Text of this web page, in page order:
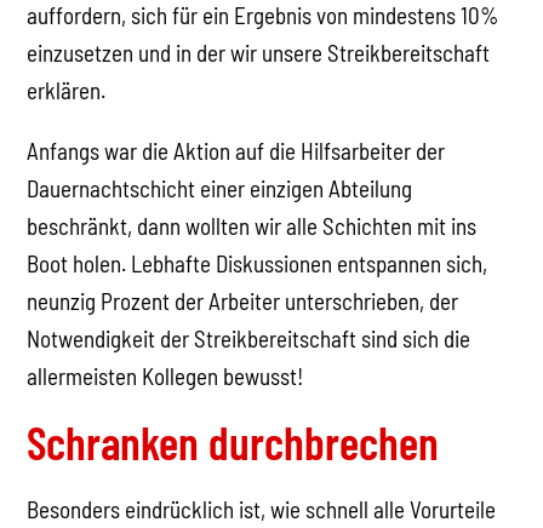
auffordern, sich für ein Ergebnis von mindestens 10%
einzusetzen und in der wir unsere Streikbereitschaft
erklären.
Anfangs war die Aktion auf die Hilfsarbeiter der
Dauernachtschicht einer einzigen Abteilung
beschränkt, dann wollten wir alle Schichten mit ins
Boot holen. Lebhafte Diskussionen entspannen sich,
neunzig Prozent der Arbeiter unterschrieben, der
Notwendigkeit der Streikbereitschaft sind sich die
allermeisten Kollegen bewusst!
Schranken durchbrechen
Besonders eindrücklich ist, wie schnell alle Vorurteile